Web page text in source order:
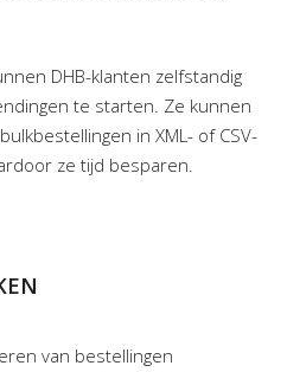
DHB-klanten zelfstandig
te starten. Ze kunnen
in XML- of CSV-
ze tijd besparen.
van bestellingen